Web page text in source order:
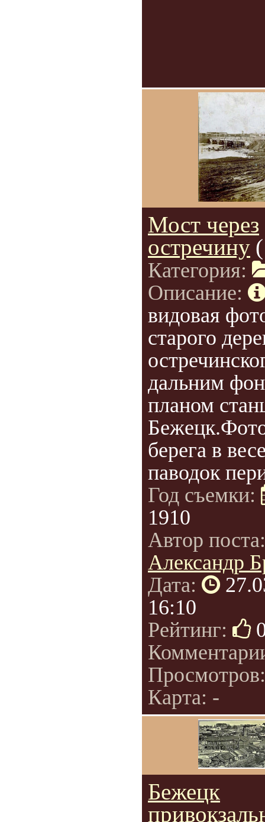
Мост через
остречину
Категория:
Описание:
видовая
старого
дальним
планом
берега в
паводок
Год съемки:
1910
Автор
Александр
Дата:
16:10
Рейтинг:
Карта: -
Бежецк